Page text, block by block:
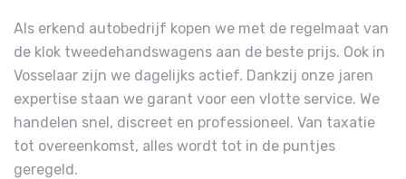
Als erkend autobedrijf kopen we met de regelmaat van
de klok tweedehandswagens aan de beste prijs. Ook in
Vosselaar zijn we dagelijks actief. Dankzij onze jaren
expertise staan we garant voor een vlotte service. We
handelen snel, discreet en professioneel. Van taxatie
tot overeenkomst, alles wordt tot in de puntjes
geregeld.